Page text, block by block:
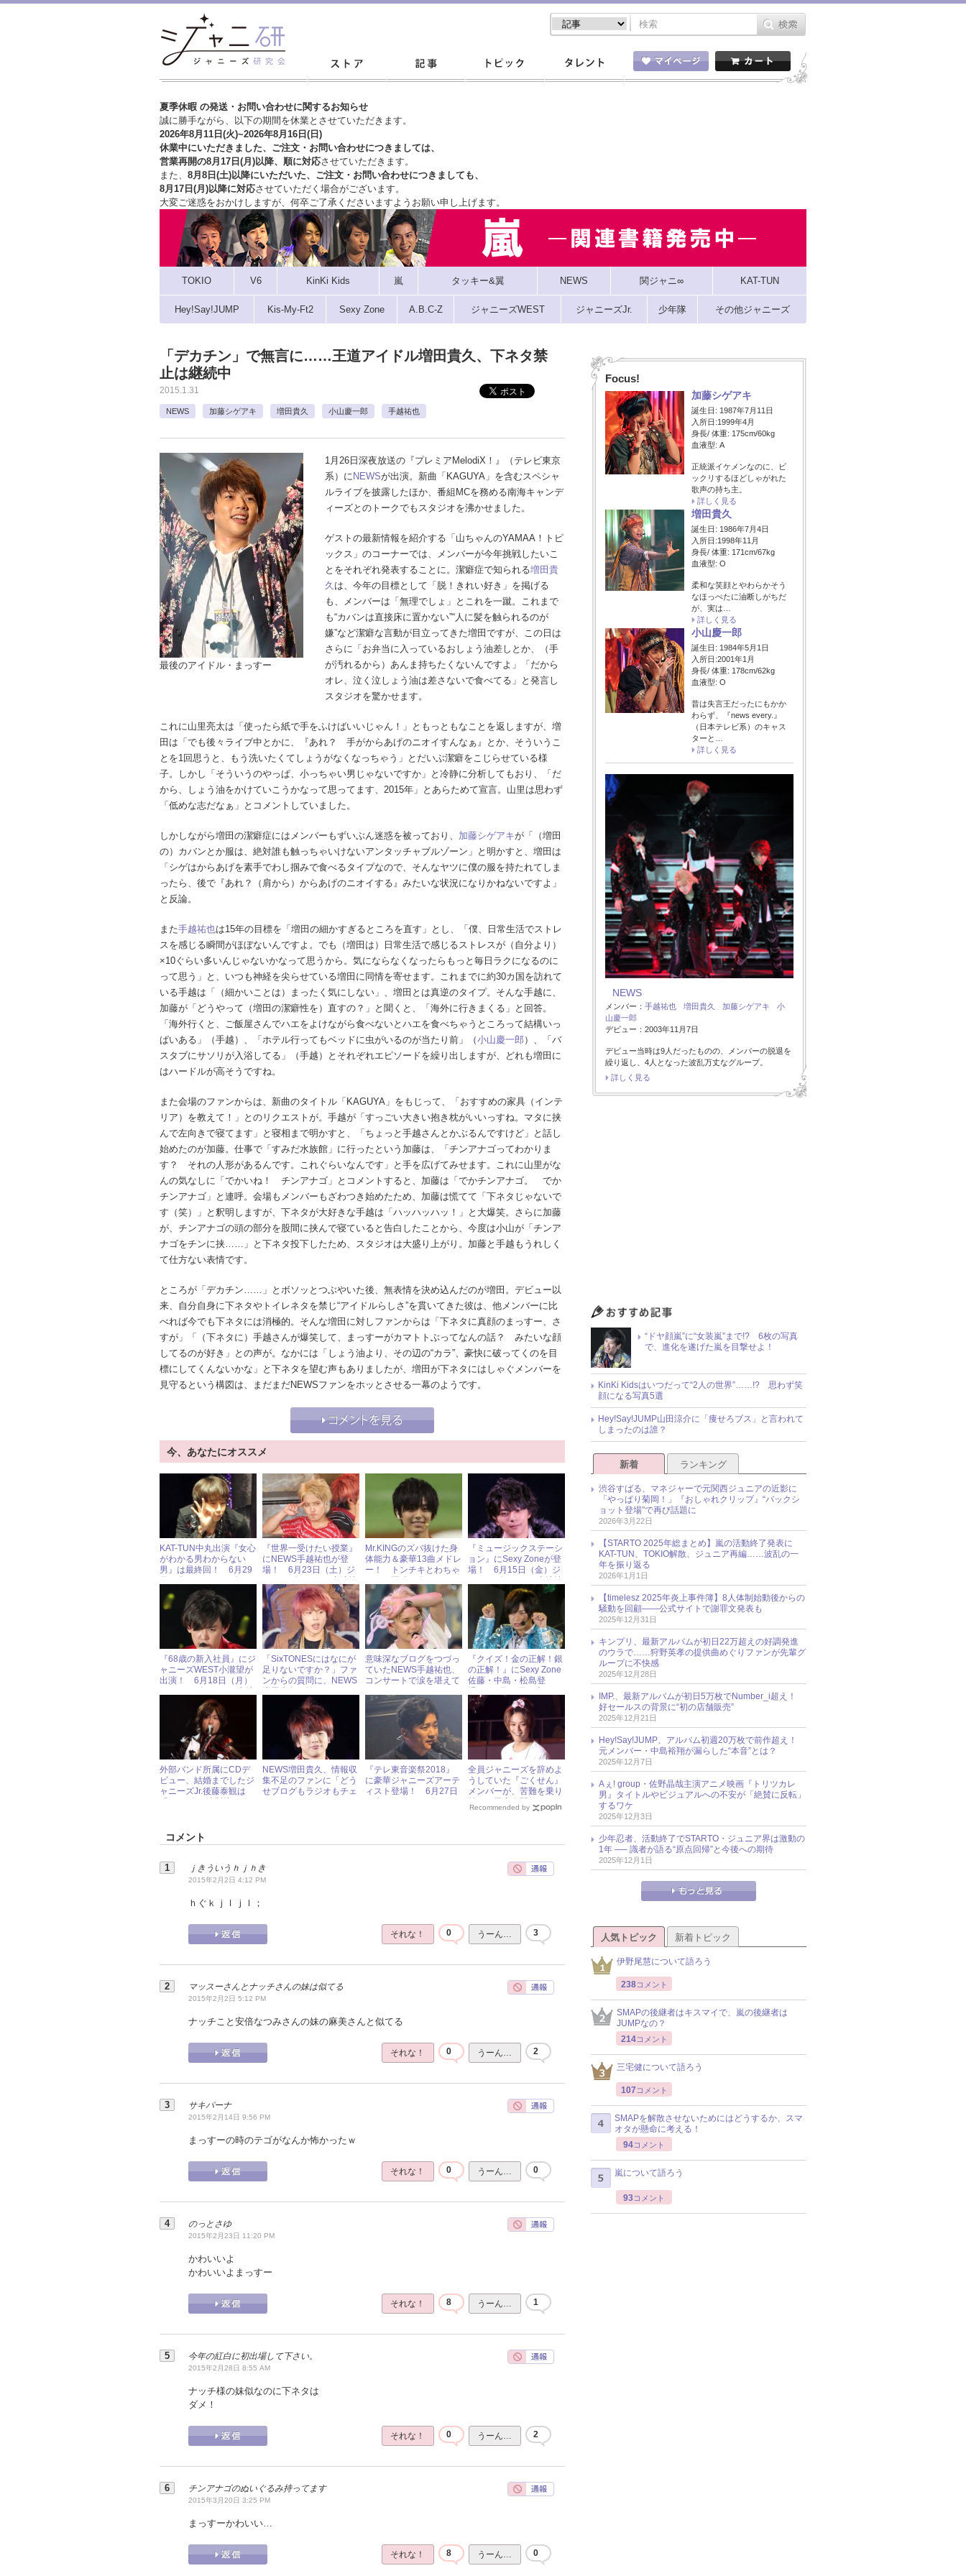
夏季休暇 の発送・お問い合わせに関するお知らせ
誠に勝手ながら、以下の期間を休業とさせていただきます。
2026年8月11日(火)~2026年8月16日(日)
休業中にいただきました、ご注文・お問い合わせにつきましては、
営業再開の8月17日(月)以降、順に対応させていただきます。
また、 8月8日(土)以降にいただいた、ご注文・ お問い合わせにつきましても、
8月17日(月)以降に対応させていただく場合がございます。
大変ご迷惑をおかけしますが、 何卒ご了承くださいますようお願い申し上げます。
TOKIO V6 KinKi Kids 嵐 タッキー&翼 NEWS 関ジャニ∞ KAT-TUN
Hey!Say!JUMP Kis-My-Ft2 Sexy Zone A.B.C-Z ジャニーズWEST ジャニーズJr. 少年隊 その他ジャニーズ
「デカチン」で無言に……王道アイドル増田貴久、下ネタ禁
止は継続中
2015.1.31
NEWS 加藤シゲアキ 増田貴久 小山慶一郎 手越祐也
最後のアイドル・まっすー
1月26日深夜放送の『プレミアMelodiX！』（テレビ東京
系）に NEWSが出演。新曲「KAGUYA」を含むスペシャ
ルライブを披露したほか、番組MCを務める南海キャンデ
ィーズとのトークでもスタジオを沸かせました。
ゲストの最新情報を紹介する「山ちゃんのYAMAA！トピ
ックス」のコーナーでは、メンバーが今年挑戦したいこ
とをそれぞれ発表することに。潔癖症で知られる増田貴
久 は、今年の目標として「脱！きれい好き」を掲げる
も、メンバーは「無理でしょ」とこれを一蹴。これまで
も“カバンは直接床に置かない”“人に髪を触られるのが
嫌”など潔癖な言動が目立ってきた増田ですが、この日は
さらに「お弁当に入っているおしょう油差しとか、（手
が汚れるから）あんま持ちたくないんですよ」「だから
オレ、泣く泣しょう油は差さないで食べてる」と発言し
スタジオを驚かせます。
これに山里亮太は「使ったら紙で手をふけばいいじゃん！」ともっともなことを返しますが、増
田は「でも後々ライブ中とかに、『あれ？ 手がからあげのニオイすんなぁ』とか、そういうこ
とを1回思うと、もう洗いたくてしょうがなくなっちゃう」とだいぶ潔癖をこじらせている様
子。しかし「そういうのやっぱ、小っちゃい男じゃないですか」と冷静に分析してもおり、「だ
から、しょう油をかけていこうかなって思ってます、2015年」とあらためて宣言。山里は思わず
「低めな志だなぁ」とコメントしていました。
しかしながら増田の潔癖症にはメンバーもずいぶん迷惑を被っており、 加藤シゲアキが「（増田
の）カバンとか服は、絶対誰も触っちゃいけないアンタッチャブルゾーン」と明かすと、増田は
「シゲはからあげを素手でわし掴みで食べるタイプなので、そんなヤツに僕の服を持たれてしま
ったら、後で『あれ？（肩から）からあげのニオイする』みたいな状況になりかねないですよ」
と反論。
また手越祐也は15年の目標を「増田の細かすぎるところを直す」とし、「僕、日常生活でストレ
スを感じる瞬間がほぼないんですよ。でも（増田は）日常生活で感じるストレスが（自分より）
×10ぐらい多いんじゃないかなって思うから。気にならなくなったらもっと毎日ラクになるのに
って思う」と、いつも神経を尖らせている増田に同情を寄せます。これまでに約30カ国を訪れて
いる手越は「（細かいことは）まったく気にしない」、増田とは真逆のタイプ。そんな手越に、
加藤が「どうやって（増田の潔癖性を）直すの？」と聞くと、「海外に行きまくる」と回答。
「海外行くと、ご飯屋さんでハエをよけながら食べないとハエを食べちゃうところって結構いっ
ぱいある」（手越）、「ホテル行ってもベッドに虫がいるのが当たり前」（小山慶一郎 ）、「バ
スタブにサソリが入浴してる」（手越）とそれぞれエピソードを繰り出しますが、どれも増田に
はハードルが高そうですね。
また会場のファンからは、新曲のタイトル「KAGUYA」をもじって、「おすすめの家具（インテ
リア）を教えて！」とのリクエストが。手越が「すっごい大きい抱き枕がいいっすね。マタに挟
んで左向きで寝てます」と寝相まで明かすと、「ちょっと手越さんとかぶるんですけど」と話し
始めたのが加藤。仕事で「すみだ水族館」に行ったという加藤は、「チンアナゴってわかりま
す？ それの人形があるんです。これぐらいなんです」と手を広げてみせます。これに山里がな
んの気なしに「でかいね！ チンアナゴ」とコメントすると、加藤は「でかチンアナゴ。 でか
チンアナゴ」と連呼。会場もメンバーもざわつき始めたため、加藤は慌てて「下ネタじゃないで
す（笑）」と釈明しますが、下ネタが大好きな手越は「ハッハッハッ！」と大爆笑。さらに加藤
が、チンアナゴの頭の部分を股間に挟んで寝ていると告白したことから、今度は小山が「チンア
ナゴをチンに挟……」と下ネタ投下したため、スタジオは大盛り上がり。加藤と手越もうれしく
て仕方ない表情です。
ところが「デカチン……」とボソッとつぶやいた後、無表情を決め込んだのが増田。デビュー以
来、自分自身に下ネタやトイレネタを禁じ“アイドルらしさ”を貫いてきた彼は、他メンバーに比
べれば今でも下ネタには消極的。そんな増田に対しファンからは「下ネタに真顔のまっすー、さ
すが」「（下ネタに）手越さんが爆笑して、まっすーがカマトトぶってなんの話？ みたいな顔
してるのが好き」との声が。なかには「しょう油より、その辺の“カラ”、豪快に破ってくのを目
標にしてくんないかな」と下ネタを望む声もありましたが、増田が下ネタにはしゃぐメンバーを
見守るという構図は、まだまだNEWSファンをホッとさせる一幕のようです。
今、あなたにオススメ
KAT-TUN中丸出演『女心
がわかる男わからない
男』は最終回！ 6月29
ドル出演情報
『世界一受けたい授業』
にNEWS手越祐也が登
場！ 6月23日（土）ジ
報
Mr.KINGのズバ抜けた身
体能力＆豪華13曲メドレ
ー！ トンチキとわちゃ
『KING STATION』
『ミュージックステーシ
ョン』にSexy Zoneが登
場！ 6月15日（金）ジ
『68歳の新入社員』にジ
ャニーズWEST小瀧望が
出演！ 6月18日（月）
「SixTONESにはなにが
足りないですか？」ファ
ンからの質問に、NEWS
意味深なブログをつづっ
ていたNEWS手越祐也、
コンサートで涙を堪えて
『クイズ！金の正解！銀
の正解！』にSexy Zone
佐藤・中島・松島登
ャニーズアイドル出演情
報
外部バンド所属にCDデ
ビュー、結婚までしたジ
ャニーズJr.後藤泰観は
NEWS増田貴久、情報収
集不足のファンに「どう
せブログもラジオもチェ
『テレ東音楽祭2018』
に豪華ジャニーズアーテ
ィスト登場！ 6月27日
全員ジャニーズを辞めよ
うしていた『ごくせん』
メンバーが、苦難を乗り
Recommended by
コメント
ｊきういうｈｊｈき
2015年2月2日 4:12 PM
ｈぐｋｊｌｊｌ；
それな！ 0 うーん… 3
マッスーさんとナッチさんの妹は似てる
2015年2月2日 5:12 PM
ナッチこと安倍なつみさんの妹の麻美さんと似てる
それな！ 0 うーん… 2
サキパーナ
2015年2月14日 9:56 PM
まっすーの時のテゴがなんか怖かったｗ
それな！ 0 うーん… 0
のっとさゆ
2015年2月23日 11:20 PM
かわいいよ
かわいいよまっすー
それな！ 8 うーん… 1
今年の紅白に初出場して下さい。
2015年2月28日 8:55 AM
ナッチ様の妹似なのに下ネタは
ダメ！
それな！ 0 うーん… 2
チンアナゴのぬいぐるみ持ってます
2015年3月20日 3:25 PM
まっすーかわいい…
それな！ 8 うーん… 0
Focus!
加藤シゲアキ
誕生日: 1987年7月11日
入所日:1999年4月
身長/ 体重: 175cm/60kg
血液型: A
正統派イケメンなのに、ビ
ックリするほどしゃがれた
歌声の持ち主。
詳しく見る
増田貴久
誕生日: 1986年7月4日
入所日:1998年11月
身長/ 体重: 171cm/67kg
血液型: O
柔和な笑顔とやわらかそう
なほっぺたに油断しがちだ
が、実は…
詳しく見る
小山慶一郎
誕生日: 1984年5月1日
入所日:2001年1月
身長/ 体重: 178cm/62kg
血液型: O
昔は失言王だったにもかか
わらず、『news every.』
（日本テレビ系）のキャス
ターと…
詳しく見る
NEWS
メンバー： 手越祐也 増田貴久 加藤シゲアキ
小
山慶一郎
デビュー：2003年11月7日
デビュー当時は9人だったものの、メンバーの脱退を
繰り返し、4人となった波乱万丈なグループ。
詳しく見る
“ドヤ顔嵐”に“女装嵐”まで!? 6枚の写真
で、進化を遂げた嵐を目撃せよ！
KinKi Kidsはいつだって“2人の世界”……!? 思わず笑
顔になる写真5選
Hey!Say!JUMP山田涼介に「痩せろブス」と言われて
しまったのは誰？
新着 ランキング
渋谷すばる、マネジャーで元関西ジュニアの近影に
「やっぱり菊岡！」『おしゃれクリップ』“バックシ
ョット登場”で再び話題に
2026年3月22日
【STARTO 2025年総まとめ】嵐の活動終了発表に
KAT-TUN、TOKIO解散、ジュニア再編……波乱の一
年を振り返る
2026年1月1日
【timelesz 2025年炎上事件簿】8人体制始動後からの
騒動を回顧――公式サイトで謝罪文発表も
2025年12月31日
キンプリ、最新アルバムが初日22万超えの好調発進
のウラで……狩野英孝の提供曲めぐりファンが先輩グ
ループに不快感
2025年12月28日
IMP.、最新アルバムが初日5万枚でNumber_i超え！
好セールスの背景に“初の店舗販売”
2025年12月21日
Hey!Say!JUMP、アルバム初週20万枚で前作超え！
元メンバー・中島裕翔が漏らした“本音”とは？
2025年12月7日
Aぇ! group・佐野晶哉主演アニメ映画『トリツカレ
男』タイトルやビジュアルへの不安が「絶賛に反転」
するワケ
2025年12月3日
少年忍者、活動終了でSTARTO・ジュニア界は激動の
1年 ── 識者が語る“原点回帰”と今後への期待
2025年12月1日
人気トピック 新着トピック
伊野尾慧について語ろう
238コメント
SMAPの後継者はキスマイで、嵐の後継者は
JUMPなの？
214コメント
三宅健について語ろう
107 コメント
SMAPを解散させないためにはどうするか、スマ
オタが懸命に考える！
94コメント
嵐について語ろう
93コメント